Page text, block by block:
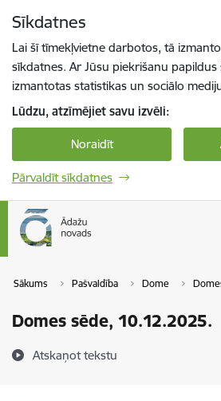
Sīkdatnes
Lai šī tīmekļvietne darbotos, tā
sīkdatnes. Ar Jūsu piekrišanu
izmantotas statistikas un sociālo
Lūdzu, atzīmējiet savu izvēli:
Noraidīt
Pārvaldīt sīkdatnes
Sākums Pašvaldība Dome
Domes sēde, 10.12.2025.
Atskaņot tekstu